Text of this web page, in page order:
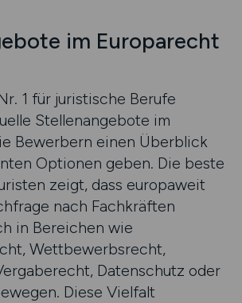
im Europarecht
1 für juristische Berufe
Stellenangebote im
Bewerbern einen Überblick
Optionen geben. Die beste
zeigt, dass europaweit
nach Fachkräften
in Bereichen wie
Wettbewerbsrecht,
Datenschutz oder
Diese Vielfalt